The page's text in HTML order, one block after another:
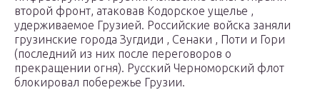
второй фронт, атаковав Кодорское ущелье ,
удерживаемое Грузией. Российские войска заняли
грузинские города Зугдиди , Сенаки , Поти и Гори
(последний из них после переговоров о
прекращении огня). Русский Черноморский флот
блокировал побережье Грузии.